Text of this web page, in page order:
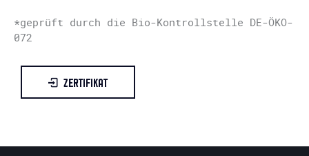
*geprüft durch die Bio-Kontrollstelle DE-ÖKO-
072
ZERTIFIKAT